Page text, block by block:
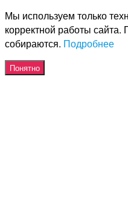
Мы используем только
корректной работы
собираются. Подробнее
Понятно